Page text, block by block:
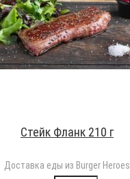
Стейк Фланк 210 г
Доставка еды из Burger Heroes